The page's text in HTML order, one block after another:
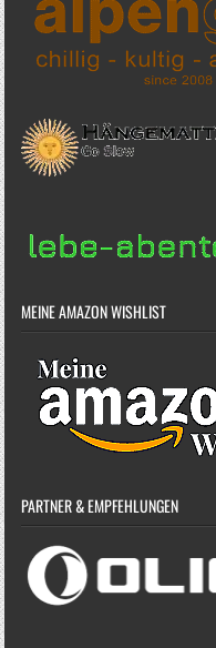
MEINE AMAZON WISHLIST
PARTNER & EMPFEHLUNGEN